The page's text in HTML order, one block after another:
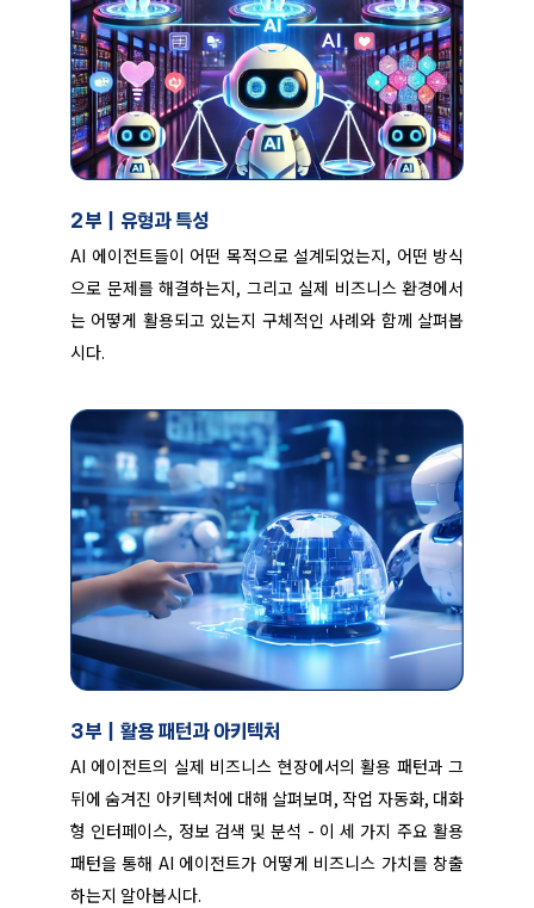
2부｜유형과 특성
AI 에이전트들이 어떤 목적으로 설계되었는지, 어떤 방식
으로 문제를 해결하는지, 그리고 실제 비즈니스 환경에서
는 어떻게 활용되고 있는지 구체적인 사례와 함께 살펴봅
시다.
3부｜활용 패턴과 아키텍처
AI 에이전트의 실제 비즈니스 현장에서의 활용 패턴과 그
뒤에 숨겨진 아키텍처에 대해 살펴보며, 작업 자동화, 대화
형 인터페이스, 정보 검색 및 분석 - 이 세 가지 주요 활용
패턴을 통해 AI 에이전트가 어떻게 비즈니스 가치를 창출
하는지 알아봅시다.